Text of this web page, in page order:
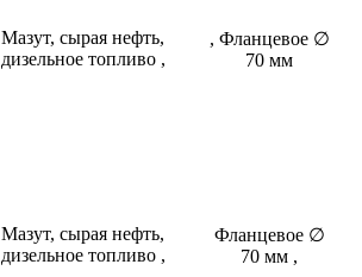
Мазут, сырая нефть,
дизельное топливо ,
, Фланцевое ∅
70 мм
Мазут, сырая нефть,
дизельное топливо ,
Фланцевое ∅
70 мм ,